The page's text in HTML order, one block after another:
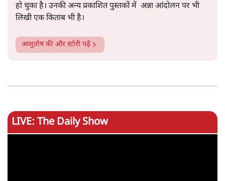
हो चुका है। उनकी अन्य प्रकाशित पुस्तकों में अन्ना आंदोलन पर भी
लिखी एक किताब भी है।
आशुतोषकी और स्टोरी पढ़ें
LIVE: The Daily Show